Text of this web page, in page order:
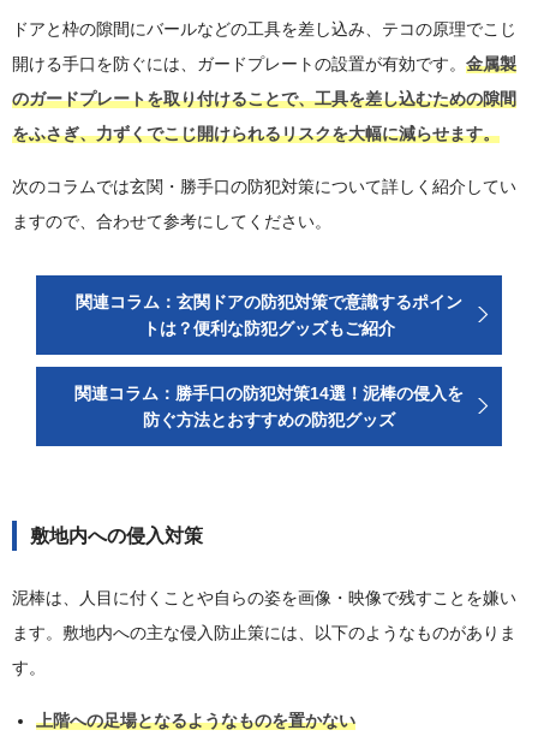
ドアと枠の隙間にバールなどの工具を差し込み、テコの原理でこじ
開ける手口を防ぐには、ガードプレートの設置が有効です。 金属製
のガードプレートを取り付けることで、工具を差し込むための隙間
をふさぎ、力ずくでこじ開けられるリスクを大幅に減らせます。
次のコラムでは玄関・勝手口の防犯対策について詳しく紹介してい
ますので、合わせて参考にしてください。
関連コラム：玄関ドアの防犯対策で意識するポイン
トは？便利な防犯グッズもご紹介
関連コラム：勝手口の防犯対策14選！泥棒の侵入を
防ぐ方法とおすすめの防犯グッズ
敷地内への侵入対策
泥棒は、人目に付くことや自らの姿を画像・映像で残すことを嫌い
ます。敷地内への主な侵入防止策には、以下のようなものがありま
す。
上階への足場となるようなものを置かない